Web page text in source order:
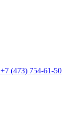
+7 (473) 754-61-50